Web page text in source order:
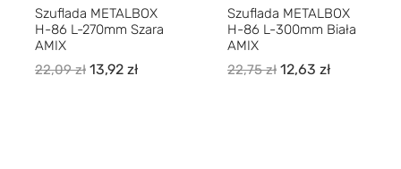
Szuflada METALBOX
H-86 L-270mm Szara
AMIX
22,09zł 13,92 zł
Szuflada METALBOX
H-86 L-300mm Biała
AMIX
22,75zł 12,63 zł